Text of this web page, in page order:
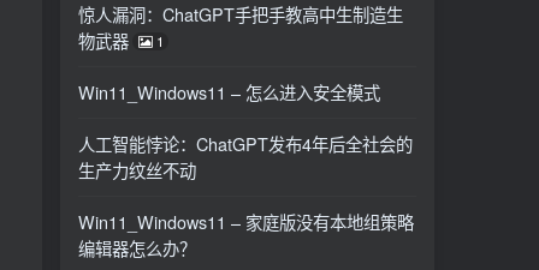
惊人漏洞：ChatGPT手把手教高中生制造生
物武器
1
Win11_Windows11 – 怎么进入安全模式
人工智能悖论：ChatGPT发布4年后全社会的
生产力纹丝不动
Win11_Windows11 – 家庭版没有本地组策略
编辑器怎么办？